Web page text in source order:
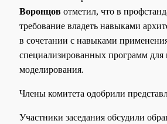
Воронцовотметил, что в
требование владеть навыками
в сочетании с навыками
специализированных программ
моделирования.
Члены комитета одобрили
Участники заседания обсудили